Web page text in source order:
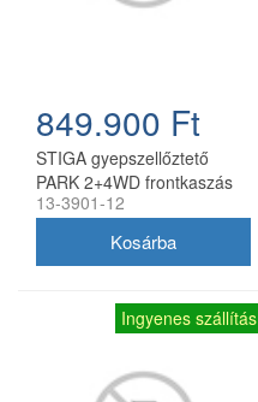
849.900 Ft
STIGA gyepszellőztető
PARK 2+4WD frontkaszás
fűnyíró traktorokhoz
13-3901-12
Ingyenes szállítás